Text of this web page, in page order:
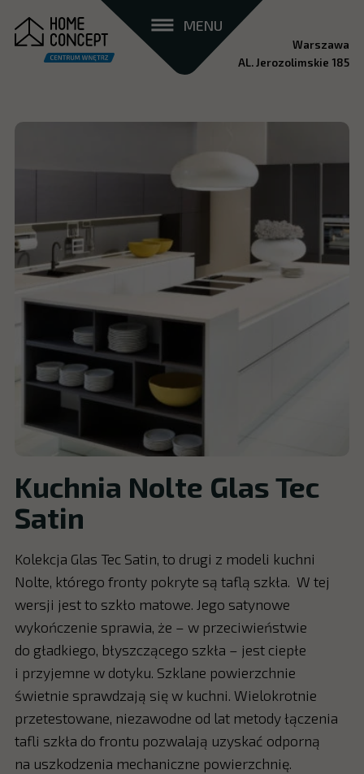
MENU
Warszawa
AL. Jerozolimskie 185
Kuchnia Nolte Glas Tec
Satin
Kolekcja Glas Tec Satin, to drugi z modeli kuchni
Nolte, którego fronty pokryte są taflą szkła. W tej
wersji jest to szkło matowe. Jego satynowe
wykończenie sprawia, że – w przeciwieństwie
do gładkiego, błyszczącego szkła – jest ciepłe
i przyjemne w dotyku. Szklane powierzchnie
świetnie sprawdzają się w kuchni. Wielokrotnie
przetestowane, niezawodne od lat metody łączenia
tafli szkła do frontu pozwalają uzyskać odporną
na uszkodzenia mechaniczne powierzchnię.